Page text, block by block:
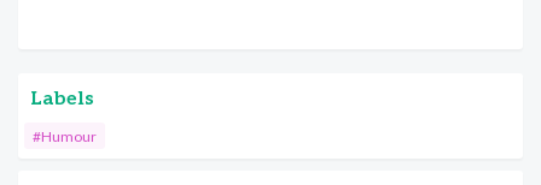
Labels
#Humour